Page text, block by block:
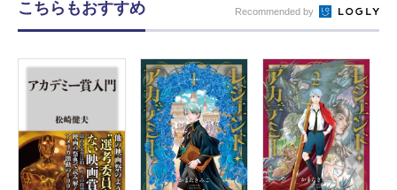
こちらもおすすめ Recommended by